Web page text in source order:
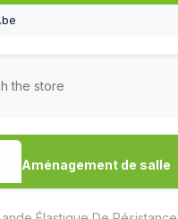
Aménagement de salle